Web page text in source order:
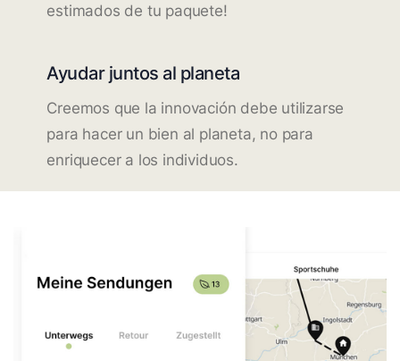
estimados de tu paquete!
Ayudar juntos al planeta
Creemos que la innovación debe utilizarse
para hacer un bien al planeta, no para
enriquecer a los individuos.